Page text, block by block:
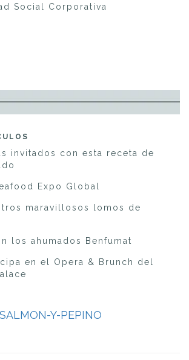
Social Corporativa
invitados con esta receta de
Expo Global
maravillosos lomos de
los ahumados Benfumat
en el Opera & Brunch del
Y-PEPINO